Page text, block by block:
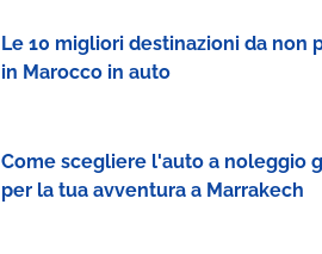
Le 10 migliori destinazioni da non
in Marocco in auto
Come scegliere l'auto a noleggio
per la tua avventura a Marrakech